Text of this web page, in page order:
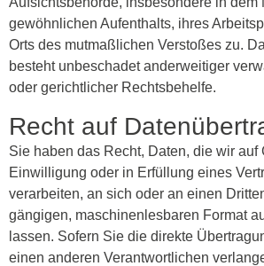
gewöhnlichen Aufenthalts, ihres
Orts des mutmaßlichen Verstoßes zu.
besteht unbeschadet anderweitiger
oder gerichtlicher Rechtsbehelfe.
Recht auf
Sie haben das Recht, Daten, die wir auf
Einwilligung oder in Erfüllung eines
verarbeiten, an sich oder an einen
gängigen, maschinenlesbaren Format
lassen. Sofern Sie die direkte
einen anderen Verantwortlichen